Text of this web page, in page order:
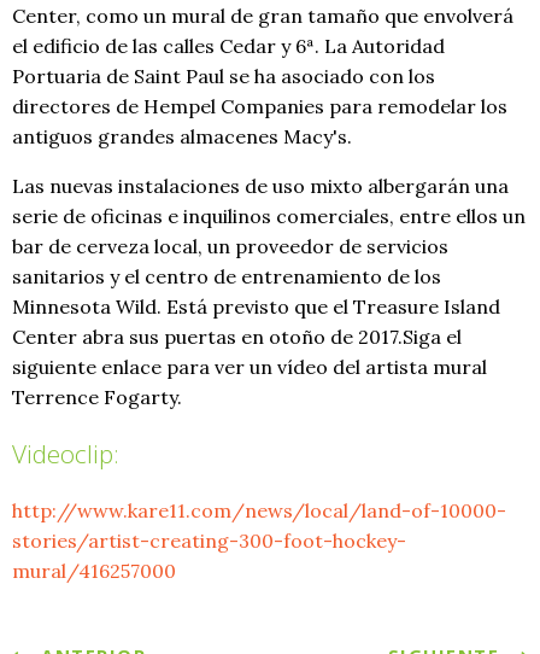
Center, como un mural de gran tamaño que envolverá
el edificio de las calles Cedar y 6ª. La Autoridad
Portuaria de Saint Paul se ha asociado con los
directores de Hempel Companies para remodelar los
antiguos grandes almacenes Macy's.
Las nuevas instalaciones de uso mixto albergarán una
serie de oficinas e inquilinos comerciales, entre ellos un
bar de cerveza local, un proveedor de servicios
sanitarios y el centro de entrenamiento de los
Minnesota Wild. Está previsto que el Treasure Island
Center abra sus puertas en otoño de 2017.Siga el
siguiente enlace para ver un vídeo del artista mural
Terrence Fogarty.
Videoclip:
http://www.kare11.com/news/local/land-of-10000-
stories/artist-creating-300-foot-hockey-
mural/416257000